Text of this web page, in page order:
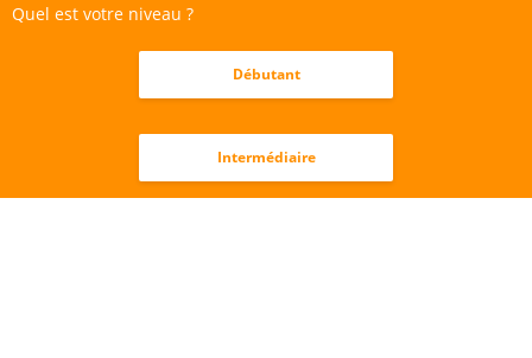
Quel est votre niveau ?
Débutant
Intermédiaire